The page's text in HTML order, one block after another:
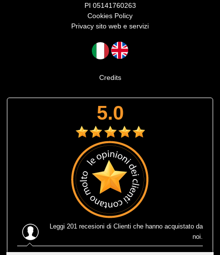
PI 05141760263
Cookies Policy
Privacy sito web e servizi
Credits
5.0
Leggi 201 recesioni di Clienti che hanno acquistato da
noi.